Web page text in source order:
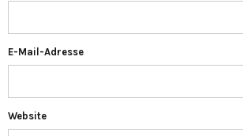
E-Mail-Adresse
Website